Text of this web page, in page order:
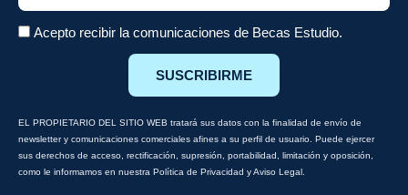
Acepto recibir la comunicaciones de Becas Estudio.
SUSCRIBIRME
EL PROPIETARIO DEL SITIO WEB tratará sus datos con la finalidad de envío de
newsletter y comunicaciones comerciales afines a su perfil de usuario. Puede ejercer
sus derechos de acceso, rectificación, supresión, portabilidad, limitación y oposición,
como le informamos en nuestra Política de Privacidad y Aviso Legal.